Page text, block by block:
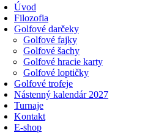
Úvod
Filozofia
Golfové darčeky
Golfové fajky
Golfové šachy
Golfové hracie karty
Golfové loptičky
Golfové trofeje
Nástenný kalendár 2027
Turnaje
Kontakt
E-shop